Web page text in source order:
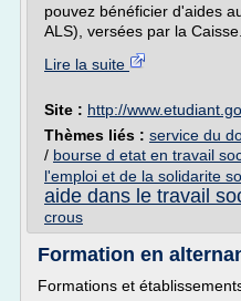
pouvez bénéficier d'aides
ALS), versées par la
Lire la suite
Site : http://
Thèmes liés : service du
/ bourse d etat en travail
l'emploi et de la solidarite
aide dans le travail
crous
Formation en
Formations et